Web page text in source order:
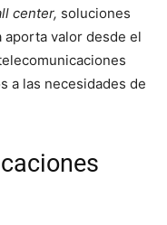
center, soluciones
aporta valor desde el
a las necesidades de